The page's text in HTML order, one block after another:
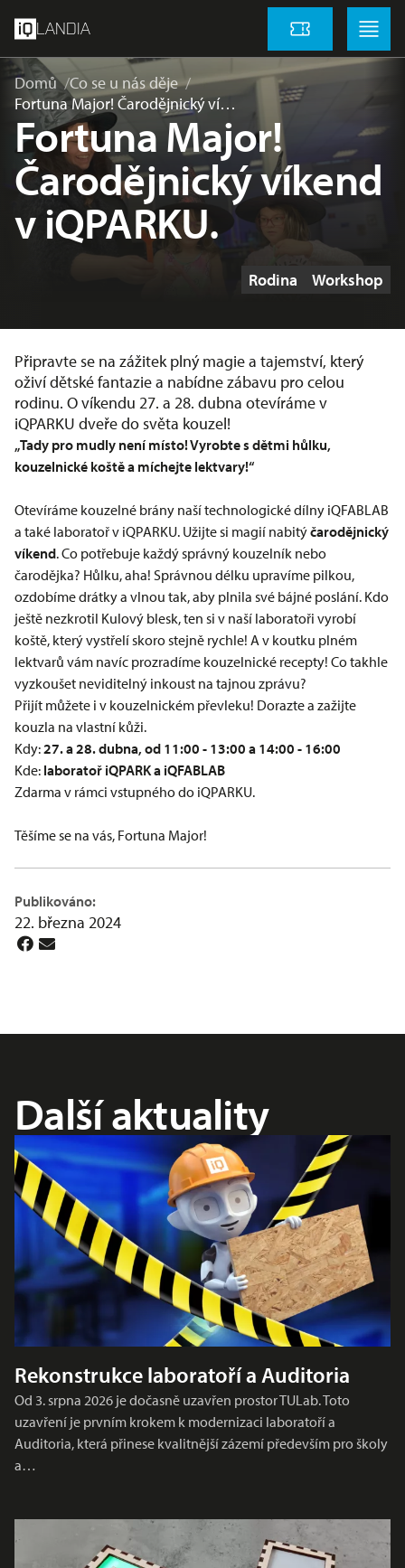
LANDIA Vstupenky
Menu
Domů
Co se u nás děje
Fortuna Major! Čarodějnický ví…
Fortuna Major!
Čarodějnický víkend
v iQPARKU.
Štítky
Rodina Workshop
Připravte se na zážitek plný magie a tajemství, který
oživí dětské fantazie a nabídne zábavu pro celou
rodinu. O víkendu 27. a 28. dubna otevíráme v
iQPARKU dveře do světa kouzel!
„Tady pro mudly není místo! Vyrobte s dětmi hůlku,
kouzelnické koště a míchejte lektvary!“
Otevíráme kouzelné brány naší technologické dílny iQFABLAB
a také laboratoř v iQPARKU. Užijte si magií nabitýčarodějnický
víkend. Co potřebuje každý správný kouzelník nebo
čarodějka? Hůlku, aha! Správnou délku upravíme pilkou,
ozdobíme drátky a vlnou tak, aby plnila své bájné poslání. Kdo
ještě nezkrotil Kulový blesk, ten si v naší laboratoři vyrobí
koště, který vystřelí skoro stejně rychle! A v koutku plném
lektvarů vám navíc prozradíme kouzelnické recepty! Co takhle
vyzkoušet neviditelný inkoust na tajnou zprávu?
Přijít můžete i v kouzelnickém převleku! Dorazte a zažijte
kouzla na vlastní kůži.
Kdy:27. a 28. dubna, od 11:00 - 13:00 a 14:00 - 16:00
Kde: laboratoř iQPARKa iQFABLAB
Zdarma v rámci vstupného do iQPARKU.
Těšíme se na vás, Fortuna Major!
Publikováno:
22. března 2024
Další aktuality
Rekonstrukce laboratoří a Auditoria
Od 3. srpna 2026 je dočasně uzavřen prostor TULab. Toto
uzavření je prvním krokem k modernizaci laboratoří a
Auditoria, která přinese kvalitnější zázemí především pro školy
a…